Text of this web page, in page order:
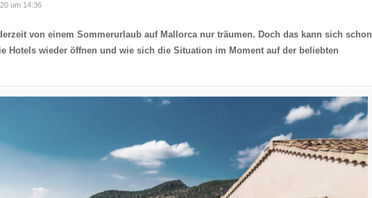
um 14:36
von einem Sommerurlaub auf Mallorca nur träumen. Doch das kann sich schon
Hotels wieder öffnen und wie sich die Situation im Moment auf der beliebten